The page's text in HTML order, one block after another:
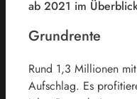
ab 2021 im
Grundrente
Rund 1,3 Millionen
Aufschlag. Es